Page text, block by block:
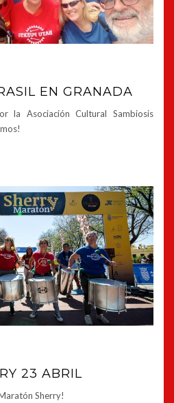
EN GRANADA
la Asociación Cultural Sambiosis
23 ABRIL
Sherry!